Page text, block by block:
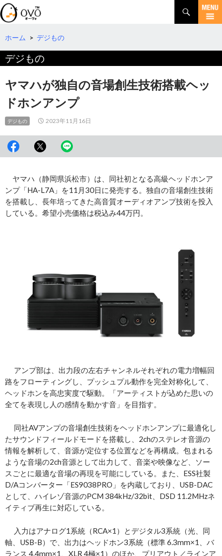
検
索
コ
テ
ツ
へ
ホーム > デジもの
デジもの
ヤマハが独自の音場創生技術搭載ヘッ
ドホンアンプ
デジもの 2023年11月16日
ヤマハ（静岡県浜松市）は、同社初となる高級ヘッドホンア
ンプ「HA-L7A」を11月30日に発売する。独自の音場創生技術
を搭載し、長年培ってきた高音質オーディオアンプ技術を投入
している。希望小売価格は税込み44万円。
アンプ部は、出力段の左右チャンネルそれぞれの電力増幅回
路をフローティングし、プッシュプル動作を完全対称化して、
ヘッドホンを高忠実度で駆動。「アーティストが込めた思いの
全てを表現し人の感情を動かす音」を目指す。
同社AVアンプの音場創生技術をヘッドホンアンプに最適化し
たサウンドフィールドモードを搭載し、2chのステレオ音源の
情報を解析して、音源が定位する位置などを再構成。包まれる
ような音場の2ch音源として出力して、音楽や映像など、ソー
スごとに最適な音場の再現を可能にしている。また、ESS社製
D/Aコンバーター「ES9038PRO」を内蔵しており、USB-DAC
として、ハイレゾ音源のPCM 384kHz/32bit、DSD 11.2MHzネ
イティブ再生に対応している。
入力はアナログ1系統（RCA×1）とデジタル3系統（光、同
軸、USB-B）で、出力はヘッドホン3系統（標準 6.3mm×1、バ
ランス 4.4mm×1、XLR 4極×1）のほか、プリアウト／ラインア